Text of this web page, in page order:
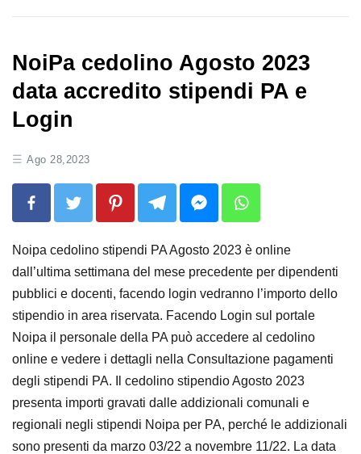
NoiPa cedolino Agosto 2023
data accredito stipendi PA e
Login
Ago 28,2023
Noipa cedolino stipendi PA Agosto 2023 è online
dall’ultima settimana del mese precedente per dipendenti
pubblici e docenti, facendo login vedranno l’importo dello
stipendio in area riservata. Facendo Login sul portale
Noipa il personale della PA può accedere al cedolino
online e vedere i dettagli nella Consultazione pagamenti
degli stipendi PA. Il cedolino stipendio Agosto 2023
presenta importi gravati dalle addizionali comunali e
regionali negli stipendi Noipa per PA, perché le addizionali
sono presenti da marzo 03/22 a novembre 11/22. La data